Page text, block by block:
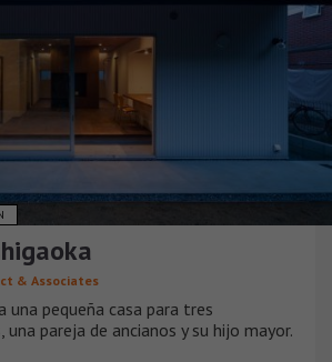
& Associates
una pequeña casa para tres
pareja de ancianos y su hijo mayor.